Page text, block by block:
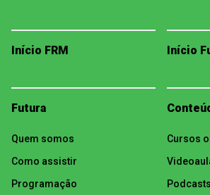
Início FRM Início
Futura
Quem somos
Como assistir
Programação
Cursos
Podcasts